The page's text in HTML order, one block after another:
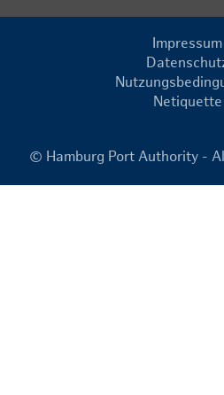
Impressum
Netiquette
© Hamburg Port Authority -